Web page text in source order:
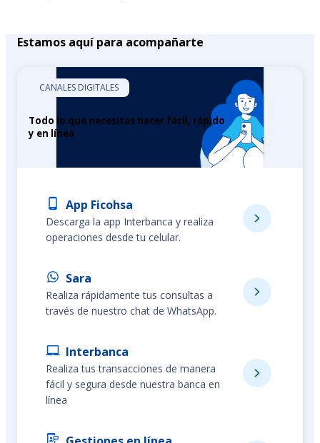
Estamos aquí para acompañarte
CANALES DIGITALES
Todo lo que necesitas hacer fácil, rápido
y en línea
App Ficohsa
Descarga la app Interbanca y realiza
operaciones desde tu celular.
Sara
Realiza rápidamente tus consultas a
través de nuestro chat de WhatsApp.
Interbanca
Realiza tus transacciones de manera
fácil y segura desde nuestra banca en
línea